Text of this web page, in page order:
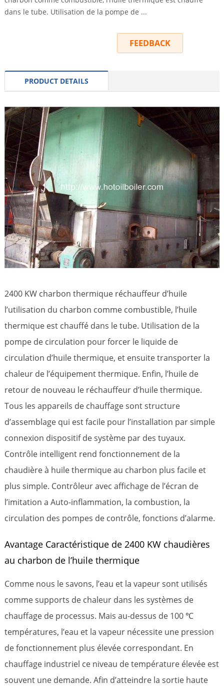
dans le tube. Utilisation de la pompe de ...
FEEDBACK
PRODUCT DETAILS
2400 KW charbon thermique réchauffeur d’huile
l’utilisation du charbon comme combustible, l’huile
thermique est chauffé dans le tube. Utilisation de la
pompe de circulation pour forcer le liquide de
circulation d’huile thermique, et ensuite transporter la
chaleur de l’équipement thermique. Enfin, l’huile de
retour de nouveau le réchauffeur d’huile thermique.
Tous les appareils de chauffage sont structure
d’assemblage qui est facile pour l’installation par simple
connexion dispositif de système par des tuyaux.
Contrôle intelligent rend fonctionnement de la
chaudière à huile thermique au charbon plus facile et
plus simple. Contrôleur avec affichage de l’écran de
l’imitation a Auto-inflammation, la combustion, la
circulation des pompes de contrôle, fonctions d’alarme.
Avantage Caractéristique de 2400 KW chaudières
au charbon de l’huile thermique
Comme nous le savons, l’eau et la vapeur sont utilisés
comme supports de chaleur dans les systèmes de
chauffage de processus. Mais au-dessus de 100 ℃
températures, l’eau et la vapeur nécessite une pression
de fonctionnement plus élevée correspondant. En
chauffage industriel ce niveau de température élevée est
souvent une demande. Afin d’atteindre la sortie haute